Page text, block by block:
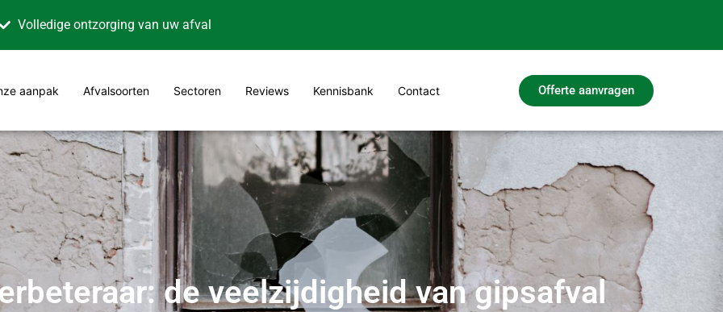
Volledige ontzorging van uw afval
aanpak Afvalsoorten Sectoren Reviews Kennisbank Contact Offerte aanvragen
de veelzijdigheid van gipsafval